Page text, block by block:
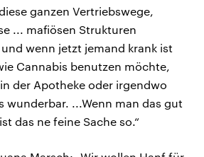
ganzen Vertriebswege,
... mafiösen Strukturen
wenn jetzt jemand krank ist
Cannabis benutzen möchte,
der Apotheke oder irgendwo
wunderbar. ...Wenn man das gut
das ne feine Sache so.“